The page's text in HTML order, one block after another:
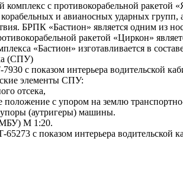
с противокорабельной ракетой
и авианосных ударных
БРПК «Бастион» является одним из
ракетой «Циркон»
«Бастион» изготавливается в
(СПУ)
с показом интерьера водительской
элементы СПУ:
отсека,
с упором на землю
(аутригеры) машины.
М 1:20.
с показом интерьера водительской